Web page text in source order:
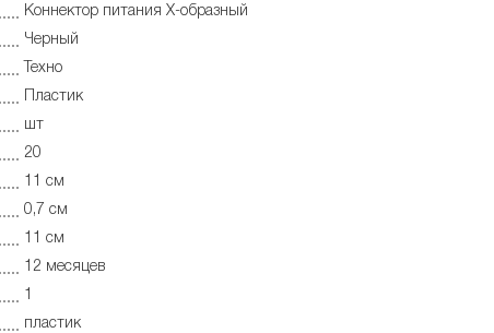
Коннектор питания X-образный
Черный
Техно
Пластик
шт
20
11 см
0,7 см
11 см
12 месяцев
1
пластик